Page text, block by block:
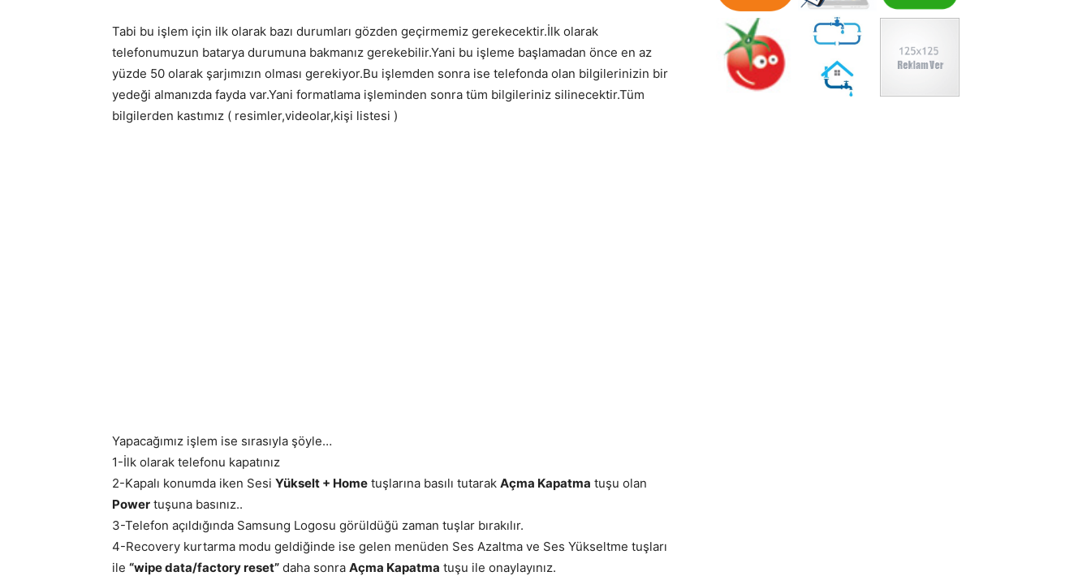
Tabi bu işlem için ilk olarak bazı durumları gözden geçirmemiz gerekecektir.İlk olarak
telefonumuzun batarya durumuna bakmanız gerekebilir.Yani bu işleme başlamadan önce en az
yüzde 50 olarak şarjımızın olması gerekiyor.Bu işlemden sonra ise telefonda olan bilgilerinizin bir
yedeği almanızda fayda var.Yani formatlama işleminden sonra tüm bilgileriniz silinecektir.Tüm
bilgilerden kastımız ( resimler,videolar,kişi listesi )
Yapacağımız işlem ise sırasıyla şöyle…
1-İlk olarak telefonu kapatınız
2-Kapalı konumda iken Sesi Yükselt + Home tuşlarına basılı tutarak Açma Kapatma tuşu olan
Power tuşuna basınız..
3-Telefon açıldığında Samsung Logosu görüldüğü zaman tuşlar bırakılır.
4-Recovery kurtarma modu geldiğinde ise gelen menüden Ses Azaltma ve Ses Yükseltme tuşları
ile “wipe data/factory reset” daha sonra Açma Kapatma tuşu ile onaylayınız.